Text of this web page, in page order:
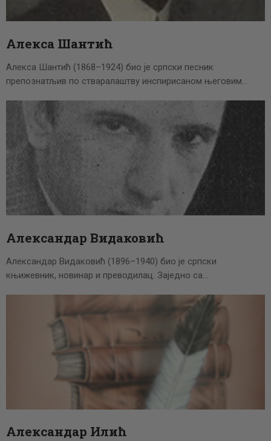
Алекса Шантић
Алекса Шантић (1868–1924) био је српски песник
препознатљив по стваралаштву инспирисаном његовим…
Александар Видаковић
Александар Видаковић (1896–1940) био је српски
књижевник, новинар и преводилац. Заједно са…
Александар Илић